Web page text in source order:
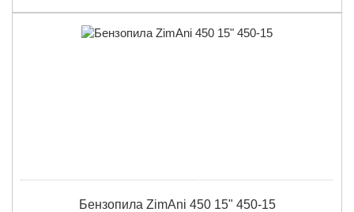
Бензопила ZimAni 450 15" 450-15